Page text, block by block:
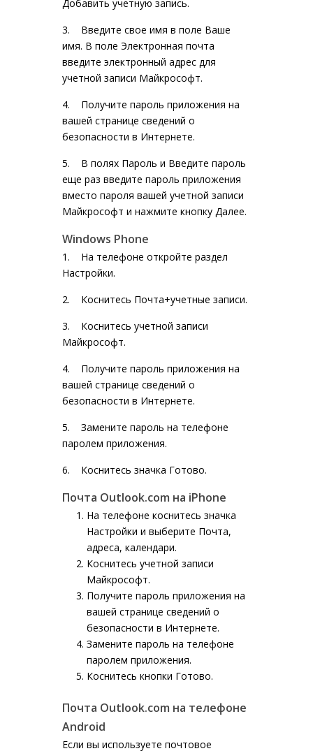
Добавить учетную запись.
3. Введите свое имя в поле Ваше
имя. В поле Электронная почта
введите электронный адрес для
учетной записи Майкрософт.
4. Получите пароль приложения на
вашей странице сведений о
безопасности в Интернете.
5. В полях Пароль и Введите пароль
еще раз введите пароль приложения
вместо пароля вашей учетной записи
Майкрософт и нажмите кнопку Далее.
Windows Phone
1. На телефоне откройте раздел
Настройки.
2. Коснитесь Почта+учетные записи.
3. Коснитесь учетной записи
Майкрософт.
4. Получите пароль приложения на
вашей странице сведений о
безопасности в Интернете.
5. Замените пароль на телефоне
паролем приложения.
6. Коснитесь значка Готово.
Почта Outlook.com на iPhone
На телефоне коснитесь значка
Настройки и выберите Почта,
адреса, календари.
Коснитесь учетной записи
Майкрософт.
Получите пароль приложения на
вашей странице сведений о
безопасности в Интернете.
Замените пароль на телефоне
паролем приложения.
Коснитесь кнопки Готово.
Почта Outlook.com на телефоне
Android
Если вы используете почтовое